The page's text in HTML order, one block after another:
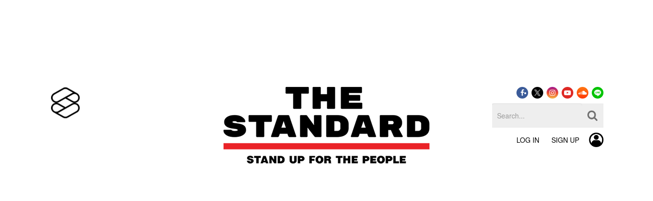
LOG IN SIGN UP